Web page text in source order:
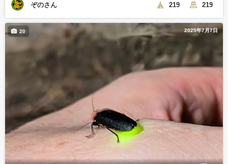
ぞのさん 219 219
2025年7月7日
20